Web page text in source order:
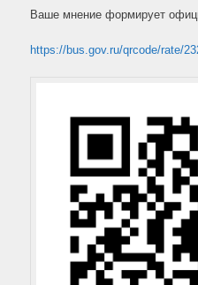
Ваше мнение формирует
https://bus.gov.ru/qrcode/rate/